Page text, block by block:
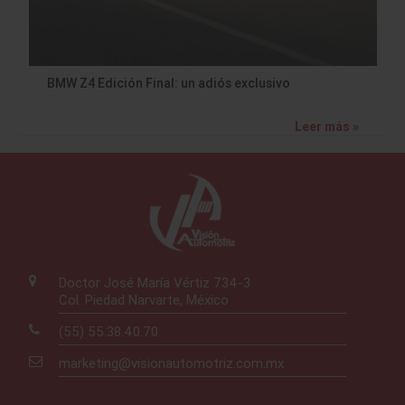
BMW Z4 Edición Final: un adiós exclusivo
Leer más »
Doctor José María Vértiz 734-3
Col. Piedad Narvarte, México
(55) 55.38.40.70
marketing@visionautomotriz.com.mx